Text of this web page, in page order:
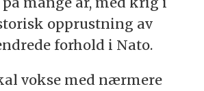
opprustning av
forhold i Nato.
vokse med nærmere